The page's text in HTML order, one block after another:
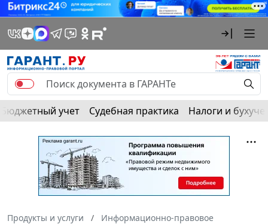
Бюджетный учет Судебная практика Налоги и
Продукты и услуги
Информационно-правовое